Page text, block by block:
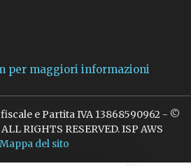
per maggiori informazioni
e Partita IVA 13868590962 - ©
RIGHTS RESERVED. ISP AWS
Mappa del sito